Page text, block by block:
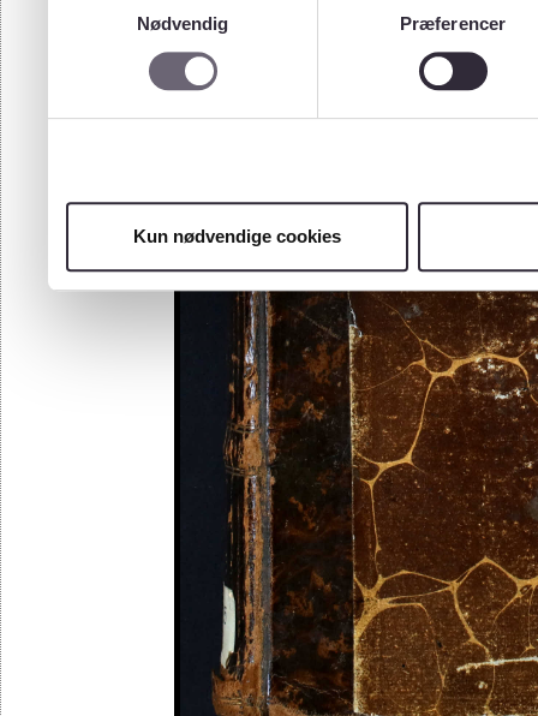
Nødvendig
Præferencer
Kun nødvendige cookies